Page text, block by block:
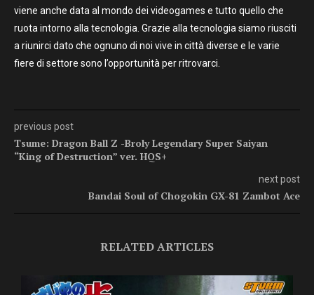
viene anche data al mondo dei videogames e tutto quello che
ruota intorno alla tecnologia. Grazie alla tecnologia siamo riusciti
a riunirci dato che ognuno di noi vive in città diverse e le varie
fiere di settore sono l’opportunità per ritrovarci.
previous post
Tsume: Dragon Ball Z -Broly Legendary Super Saiyan
“King of Destruction” ver. HQS+
next post
Bandai Soul of Chogokin GX-81 Zambot Ace
RELATED ARTICLES